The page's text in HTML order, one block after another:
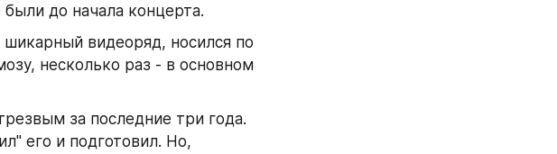
до начала концерта.
видеоряд, носился по
несколько раз - в основном
за последние три года.
его и подготовил. Но,